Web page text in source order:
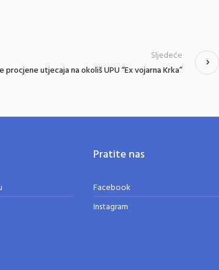
utjecaja na okoliš UPU “Ex vojarna Krka”
Sljedeće
Pratite nas
Facebook
Instagram